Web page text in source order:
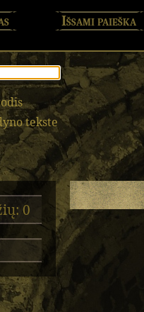
Išsami paieška
tekste
0